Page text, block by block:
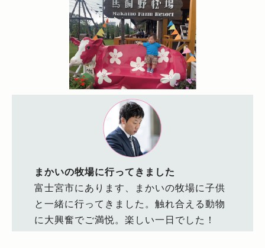
まかいの牧場に行ってきました
富士宮市にあります、まかいの牧場に子供
と一緒に行ってきました。触れ合える動物
に大興奮でご満悦。楽しい一日でした！